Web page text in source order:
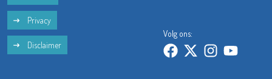
Privacy
Disclaimer
Volg ons: